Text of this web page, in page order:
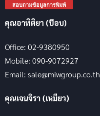
สอบถามข้อมูลการพิมพ์
คุณอาทิติยา (ป๊อบ)
Office: 02-9380950
Mobile: 090-9072927
Email: sale@miwgroup.co.th
คุณเจนจิรา (เหมียว)